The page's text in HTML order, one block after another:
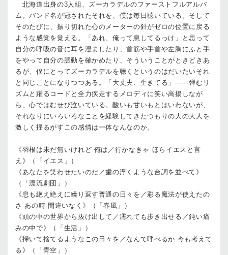
北海道出身の3人組、ズーカラデルのファーストフルアルバ
ム。バンド名が冠されたそれを、僕は毎日聴いている。そして
そのたびに、振り切れた心のメーターの針がゼロの位置に戻る
ような感覚を覚える。「あれ、俺って息してるっけ」と思って
自分の呼吸の音に耳を澄ましたり、首筋や手首や左胸にふと手
をやって自分の脈動を確かめたり、そういうことがときどきあ
るが、僕にとってズーカラデルを聴くというのはだいたいそれ
と同じことになりつつある。「大丈夫、生きてる」――弾むリ
ズムと躍るコードと全力疾走するメロディに笑い高揚しなが
ら、心ではむせび泣いている。酸いも甘いもとはいわないが、
それなりにいろいろなことを経験してきたつもりの大の大人を
激しく揺るがすこの感情は一体なんなのか。
《羽根は未だ無いけれど 俺は／行かなきゃ ほらイエスと言
え》（「イエス」）
《あなたを笑わせたいのだ／歯の浮くような台詞を並べて》
（「漂流劇団」）
《息も絶え絶えに繰り返す普通の日々を／彩る魔法が使えたの
さ あの時 間違いなく》（「春風」）
《頭の中の世界から抜け出して／濡れても歩き出せる／鈍い痛
みの中で》（「生活」）
《掃いて捨てるようなこの日々を／なんて呼べるか 今も考えて
る》（「青空」）